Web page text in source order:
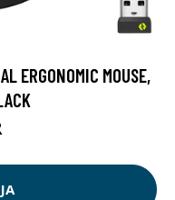
ERGONOMIC MOUSE,